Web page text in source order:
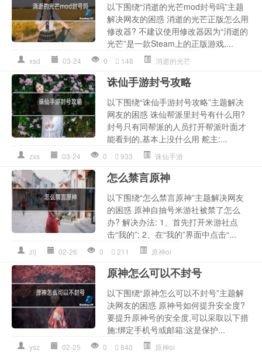
以下围绕“消逝的光芒mod封号吗”主题
解决网友的困惑 消逝的光芒正版怎么用
修改器? 不建议使用修改器因为“消逝的
光芒”是一款Steam上的正版游戏,...
xsd 03-24 0 148 消逝的光芒
诛仙手游封号攻略
以下围绕“诛仙手游封号攻略”主题解决
网友的困惑 诛仙帮派里封号有什么用?
封号只有同帮派的人员打开帮派叶面才
能看到的,基本上没什么用 舵主:...
zxs 03-24 0 933 诛仙手游
怎么禁言原神
以下围绕“怎么禁言原神”主题解决网友
的困惑 原神自抽号米游社被禁了怎么
办? 解决办法: 1、首先打开米游社点
击“我的”; 2、在“我的”界面中点击“...
zlj 02-26 0 211 原神ol
原神怎么可以不封号
以下围绕“原神怎么可以不封号”主题解
决网友的困惑 原神号如何提升安全度?
要提升原神号的安全度,可以采取以下措
施:绑定手机号或邮箱:这是保护...
ysz 02-25 0 840 原神ol